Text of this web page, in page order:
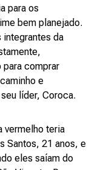
para os
bem planejado.
da
para comprar
e
líder, Coroca.
vermelho teria
Santos, 21 anos, e
eles saíam do